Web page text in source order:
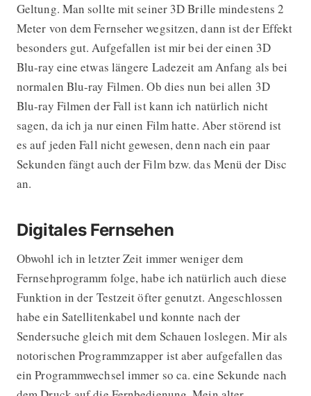
Geltung. Man sollte mit seiner 3D Brille mindestens 2
Meter von dem Fernseher wegsitzen, dann ist der Effekt
besonders gut. Aufgefallen ist mir bei der einen 3D
Blu-ray eine etwas längere Ladezeit am Anfang als bei
normalen Blu-ray Filmen. Ob dies nun bei allen 3D
Blu-ray Filmen der Fall ist kann ich natürlich nicht
sagen, da ich ja nur einen Film hatte. Aber störend ist
es auf jeden Fall nicht gewesen, denn nach ein paar
Sekunden fängt auch der Film bzw. das Menü der Disc
an.
Digitales Fernsehen
Obwohl ich in letzter Zeit immer weniger dem
Fernsehprogramm folge, habe ich natürlich auch diese
Funktion in der Testzeit öfter genutzt. Angeschlossen
habe ein Satellitenkabel und konnte nach der
Sendersuche gleich mit dem Schauen loslegen. Mir als
notorischen Programmzapper ist aber aufgefallen das
ein Programmwechsel immer so ca. eine Sekunde nach